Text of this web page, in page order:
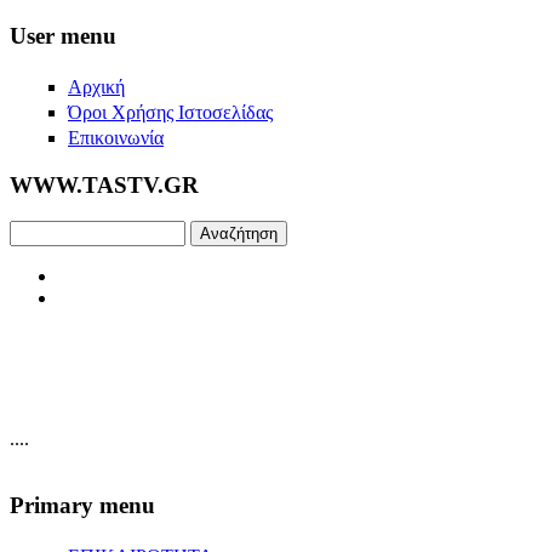
Skip to main content
User menu
Αρχική
Όροι Χρήσης Ιστοσελίδας
Επικοινωνία
WWW.TASTV.GR
....
Primary menu